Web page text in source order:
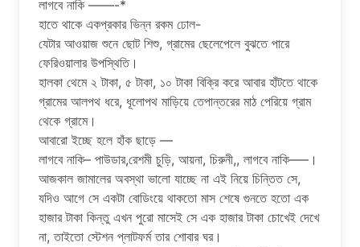
লাগবে নাকি ——-*
হাতে থাকে একপ্রকার ভিন্ন রকম ঢোল-
যেটার আওয়াজ শুনে ছোট শিশু, গ্রামের ছেলেপেলে বুঝতে পারে
ফেরিওয়ালার উপস্থিতি।
হালকা থেমে ২ টাকা, ৫ টাকা, ১০ টাকা বিক্রি করে আবার হাঁটতে থাকে
গ্রামের আলপথ ধরে, ধূলোপথ মাড়িয়ে তেপান্তরের মাঠ পেরিয়ে গ্রাম
থেকে গ্রামে।
আবারো ইচ্ছে হলে হাঁক ছাড়ে —
লাগবে নাকি– পাউডার,রেশমী চুড়ি, আয়না, চিরুনী,, লাগবে নাকি—–।
আজকাল জামালের অবস্থা ভালো যাচ্ছে না এই নিয়ে চিন্তিত সে,
যদিও আগে সে একটা বোডিংয়ে থাকতো মাস শেষে গুনতে হতো এক
হাজার টাকা কিন্তু এখন পুরো মাসেই সে এক হাজার টাকা চোখেই দেখে
না, তাইতো স্টেশন প্লাটফর্ম তার শোবার ঘর।